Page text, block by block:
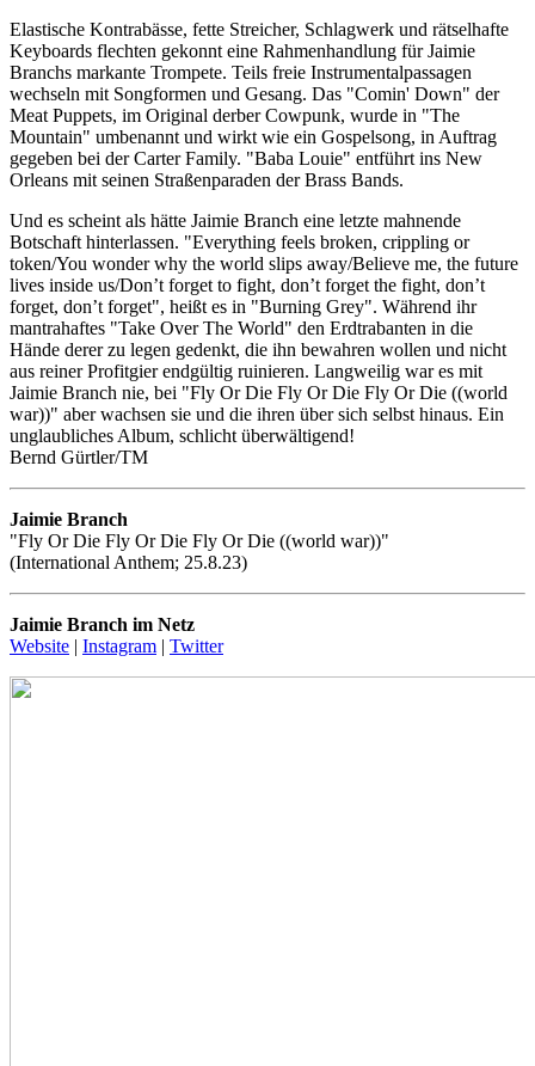
Elastische Kontrabässe, fette Streicher, Schlagwerk und rätselhafte
Keyboards flechten gekonnt eine Rahmenhandlung für Jaimie
Branchs markante Trompete. Teils freie Instrumentalpassagen
wechseln mit Songformen und Gesang. Das "Comin' Down" der
Meat Puppets, im Original derber Cowpunk, wurde in "The
Mountain" umbenannt und wirkt wie ein Gospelsong, in Auftrag
gegeben bei der Carter Family. "Baba Louie" entführt ins New
Orleans mit seinen Straßenparaden der Brass Bands.
Und es scheint als hätte Jaimie Branch eine letzte mahnende
Botschaft hinterlassen. "Everything feels broken, crippling or
token/You wonder why the world slips away/Believe me, the future
lives inside us/Don’t forget to fight, don’t forget the fight, don’t
forget, don’t forget", heißt es in "Burning Grey". Während ihr
mantrahaftes "Take Over The World" den Erdtrabanten in die
Hände derer zu legen gedenkt, die ihn bewahren wollen und nicht
aus reiner Profitgier endgültig ruinieren. Langweilig war es mit
Jaimie Branch nie, bei "Fly Or Die Fly Or Die Fly Or Die ((world
war))" aber wachsen sie und die ihren über sich selbst hinaus. Ein
unglaubliches Album, schlicht überwältigend!
Bernd Gürtler/TM
Jaimie Branch
"Fly Or Die Fly Or Die Fly Or Die ((world war))"
(International Anthem; 25.8.23)
Jaimie Branch im Netz
Website | Instagram | Twitter